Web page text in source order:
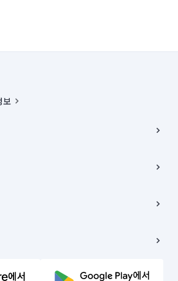
보
로구 율곡로 6(중학동, 트윈트리빌딩) B동 5층
구 수송동 율곡로 24, 7층, 8층 미소
의무와 책임은 거래당사자에게 있습니다.
All Rights Reserved.